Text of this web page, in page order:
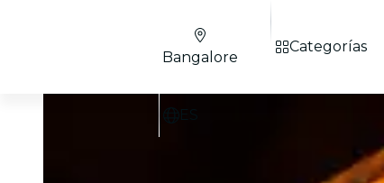
Bangalore
ES
Categorías